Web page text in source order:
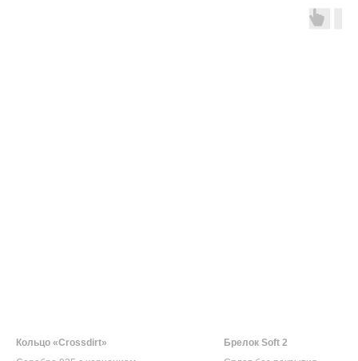
Кольцо «Crossdirt»
Брелок Soft 2